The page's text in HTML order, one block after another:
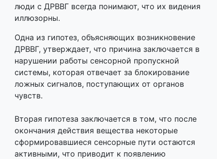
люди с ДРВВГ всегда понимают, что их видения
иллюзорны.
Одна из гипотез, объясняющих возникновение
ДРВВГ, утверждает, что причина заключается в
нарушении работы сенсорной пропускной
системы, которая отвечает за блокирование
ложных сигналов, поступающих от органов
чувств.
Вторая гипотеза заключается в том, что после
окончания действия вещества некоторые
сформировавшиеся сенсорные пути остаются
активными, что приводит к появлению